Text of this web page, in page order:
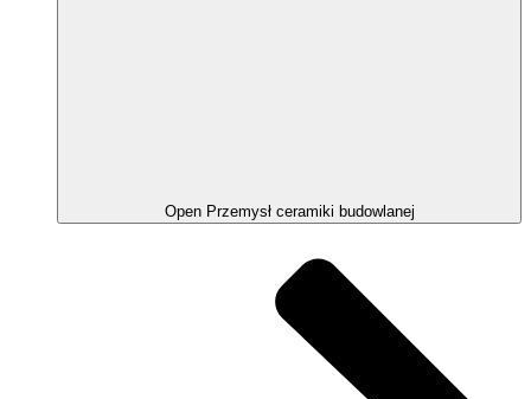
Open Przemysł ceramiki budowlanej